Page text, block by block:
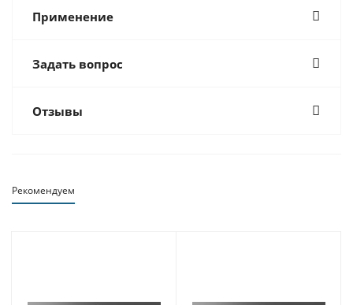
Применение
Задать вопрос
Отзывы
Рекомендуем